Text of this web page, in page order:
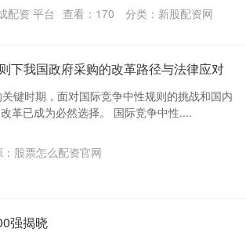
配资 平台 查看： 170 分类： 新股配资网
下我国政府采购的改革路径与法律应对
键时期，面对国际竞争中性规则的挑战和国内
革已成为必然选择。 国际竞争中性....
：股票怎么配资官网
强揭晓